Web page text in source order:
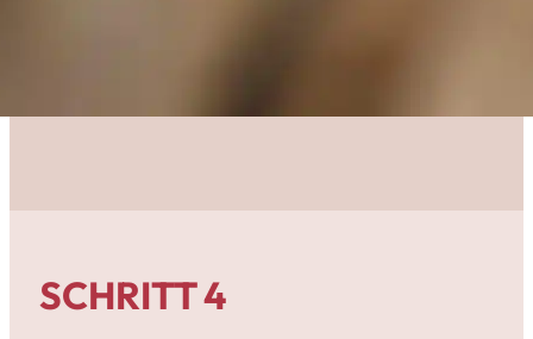
SCHRITT 4